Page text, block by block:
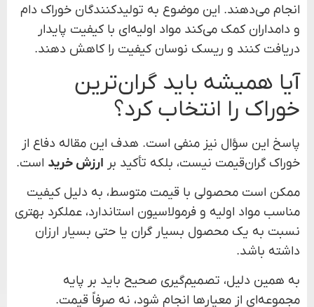
انجام می‌دهند. این موضوع به تولیدکنندگان خوراک دام
و دامداران کمک می‌کند مواد اولیه‌ای با کیفیت پایدار
دریافت کنند و ریسک نوسان کیفیت را کاهش دهند.
آیا همیشه باید گران‌ترین
خوراک را انتخاب کرد؟
پاسخ این سؤال نیز منفی است. هدف این مقاله دفاع از
خوراک گران‌قیمت نیست، بلکه تأکید بر ارزش خرید است.
ممکن است محصولی با قیمت متوسط، به دلیل کیفیت
مناسب مواد اولیه و فرمولاسیون استاندارد، عملکرد بهتری
نسبت به یک محصول بسیار گران یا حتی بسیار ارزان
داشته باشد.
به همین دلیل، تصمیم‌گیری صحیح باید بر پایه
مجموعه‌ای از معیارها انجام شود، نه صرفاً قیمت.